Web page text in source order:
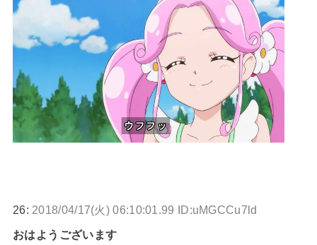
26: 2018/04/17(火) 06:10:01.99 ID:uMGCCu7ld
おはようございます